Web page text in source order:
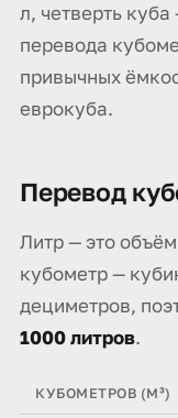
л, четверть
перевода
привычных
еврокуба.
Перевод
Литр — это
кубометр —
дециметров,
1000 литров.
КУБОМЕТРОВ (М³)